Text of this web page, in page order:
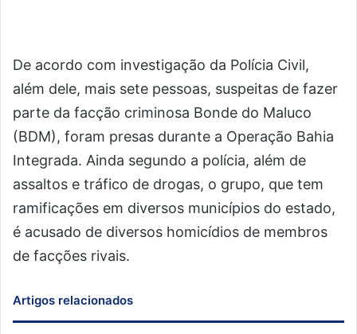
De acordo com investigação da Polícia Civil,
além dele, mais sete pessoas, suspeitas de fazer
parte da facção criminosa Bonde do Maluco
(BDM), foram presas durante a Operação Bahia
Integrada. Ainda segundo a polícia, além de
assaltos e tráfico de drogas, o grupo, que tem
ramificações em diversos municípios do estado,
é acusado de diversos homicídios de membros
de facções rivais.
Artigos relacionados